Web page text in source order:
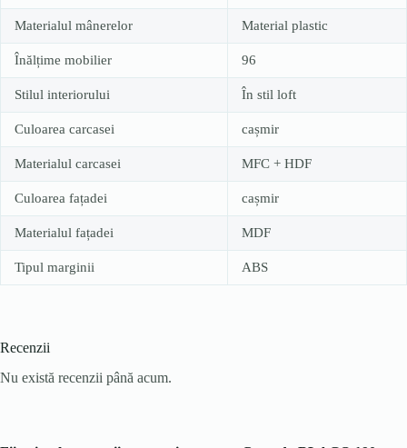
Materialul mânerelor Material plastic
Înălțime mobilier 96
Stilul interiorului În stil loft
Culoarea carcasei cașmir
Materialul carcasei MFC + HDF
Culoarea fațadei cașmir
Materialul fațadei MDF
Tipul marginii ABS
Recenzii
Nu există recenzii până acum.